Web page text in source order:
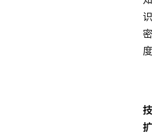
识
密
度
技
扩